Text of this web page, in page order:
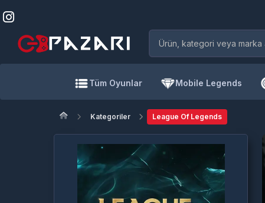
Tüm Oyunlar Mobile Legends
Kategoriler League Of Legends